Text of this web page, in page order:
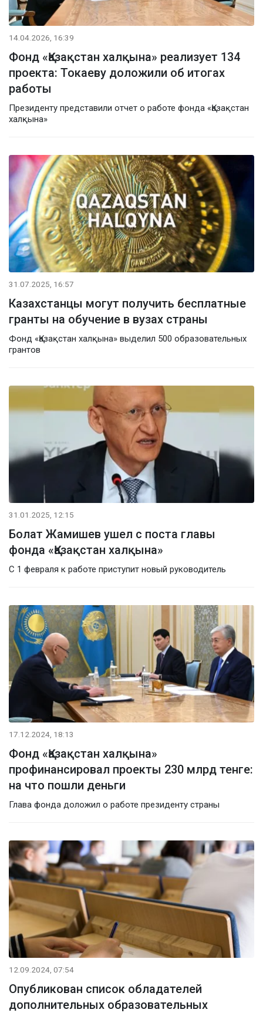
14.04.2026, 16:39
Фонд «Қазақстан халқына» реализует 134
проекта: Токаеву доложили об итогах
работы
Президенту представили отчет о работе фонда «Қазақстан
халқына»
31.07.2025, 16:57
Казахстанцы могут получить бесплатные
гранты на обучение в вузах страны
Фонд «Қазақстан халқына» выделил 500 образовательных
грантов
31.01.2025, 12:15
Болат Жамишев ушел с поста главы
фонда «Қазақстан халқына»
С 1 февраля к работе приступит новый руководитель
17.12.2024, 18:13
Фонд «Қазақстан халқына»
профинансировал проекты 230 млрд тенге:
на что пошли деньги
Глава фонда доложил о работе президенту страны
12.09.2024, 07:54
Опубликован список обладателей
дополнительных образовательных